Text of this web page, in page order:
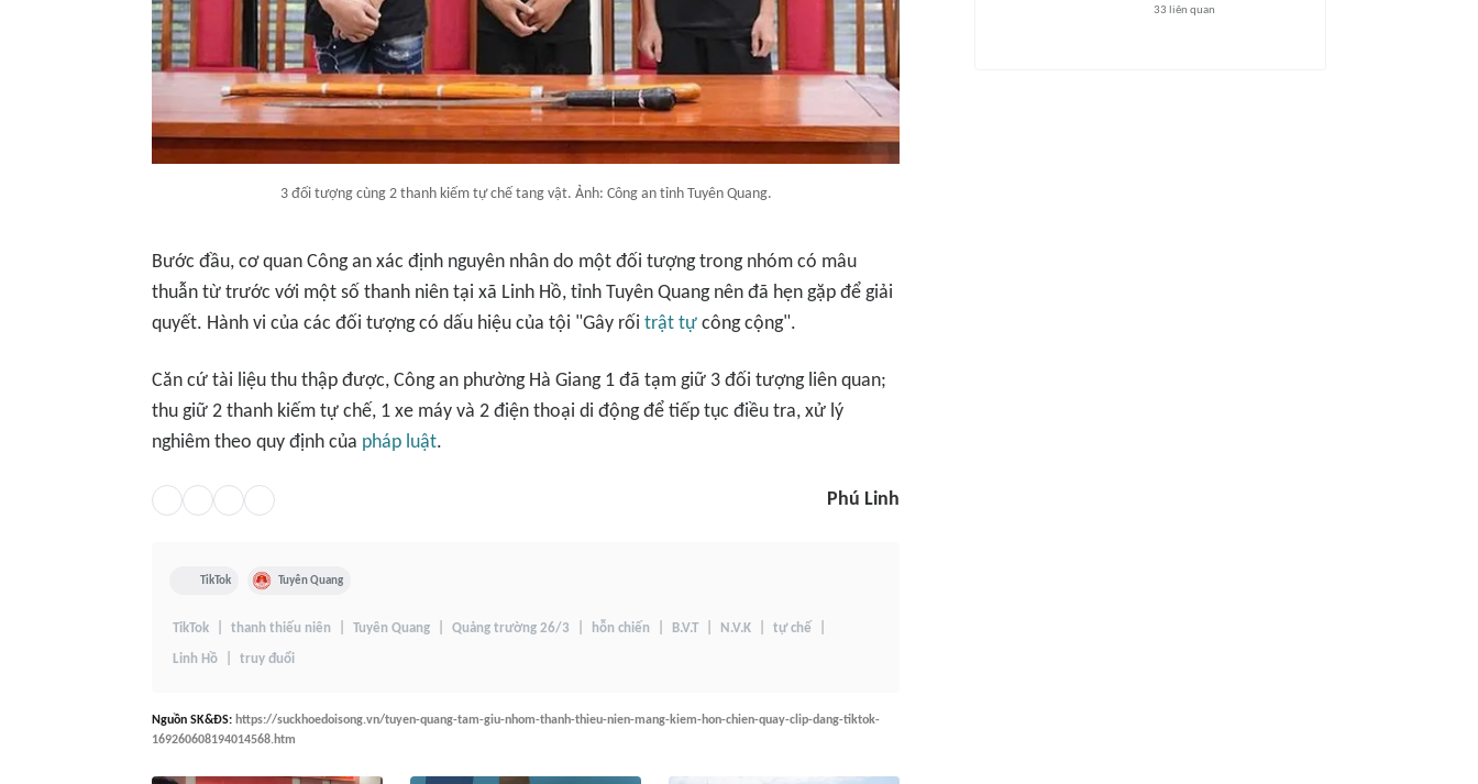
3 đối tượng cùng 2 thanh kiếm tự chế tang vật. Ảnh: Công an tỉnh Tuyên Quang.
Bước đầu, cơ quan Công an xác định nguyên nhân do một đối tượng trong nhóm có mâu
thuẫn từ trước với một số thanh niên tại xã Linh Hồ, tỉnh Tuyên Quang nên đã hẹn gặp để giải
quyết. Hành vi của các đối tượng có dấu hiệu của tội "Gây rối trật tự công cộng".
Căn cứ tài liệu thu thập được, Công an phường Hà Giang 1 đã tạm giữ 3 đối tượng liên quan;
thu giữ 2 thanh kiếm tự chế, 1 xe máy và 2 điện thoại di động để tiếp tục điều tra, xử lý
nghiêm theo quy định của pháp luật.
Phú Linh
TikTok Tuyên Quang
TikTok thanh thiếu niên Tuyên Quang Quảng trường 26/3 hỗn chiến B.V.T N.V.K tự chế
Linh Hồ truy đuổi
Nguồn SK&ĐS: https://suckhoedoisong.vn/tuyen-quang-tam-giu-nhom-thanh-thieu-nien-mang-kiem-hon-chien-quay-clip-dang-tiktok-
169260608194014568.htm
33 liên quan